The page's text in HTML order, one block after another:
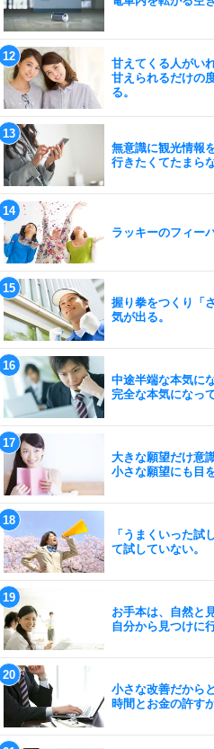
甘えてくる人がい
甘えられるだけの
る。
無意識に観光情報
行きたくてたまら
ラッキーのフィー
握り拳をつくり「
気が出る。
中途半端な本気に
完全な本気になっ
大きな願望だけ意
小さな願望にも目
「うまくいった試
て試していない。
お手本は、自然と
自分から見つけに
小さな改善だから
時間とお金の許す